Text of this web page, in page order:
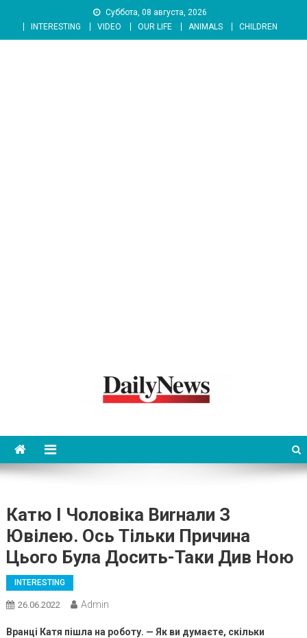
content
Суббота, 08 августа, 2026
INTERESTING
VIDEO OUR LIFE ANIMALS CHILDREN
Катю І Чоловіка Виrнали З
Ювілею. Ось Тільки Причина
Цього Була Досить-Таки Див Ною
INTERESTING
26.06.2022 Admin
Вранці Катя пішла на роботу. — Як ви думаєте, скільки